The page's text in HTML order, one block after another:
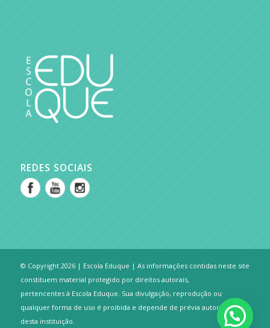
REDES SOCIAIS
© Copyright 2026 | Escola Eduque | As informações contidas neste site
constituem material protegido por direitos autorais,
pertencentes à Escola Eduque. Sua divulgação, reprodução ou
qualquer forma de uso é proibida e depende de prévia autorização
desta instituição.